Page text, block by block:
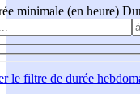
minimale (en heure)
le filtre de durée